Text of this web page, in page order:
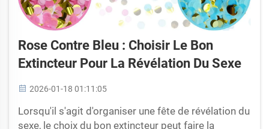
Rose Contre Bleu : Choisir Le Bon
Extincteur Pour La Révélation Du Sexe
2026-01-18 01:11:05
Lorsqu'il s'agit d'organiser une fête de révélation du
sexe, le choix du bon extincteur peut faire la